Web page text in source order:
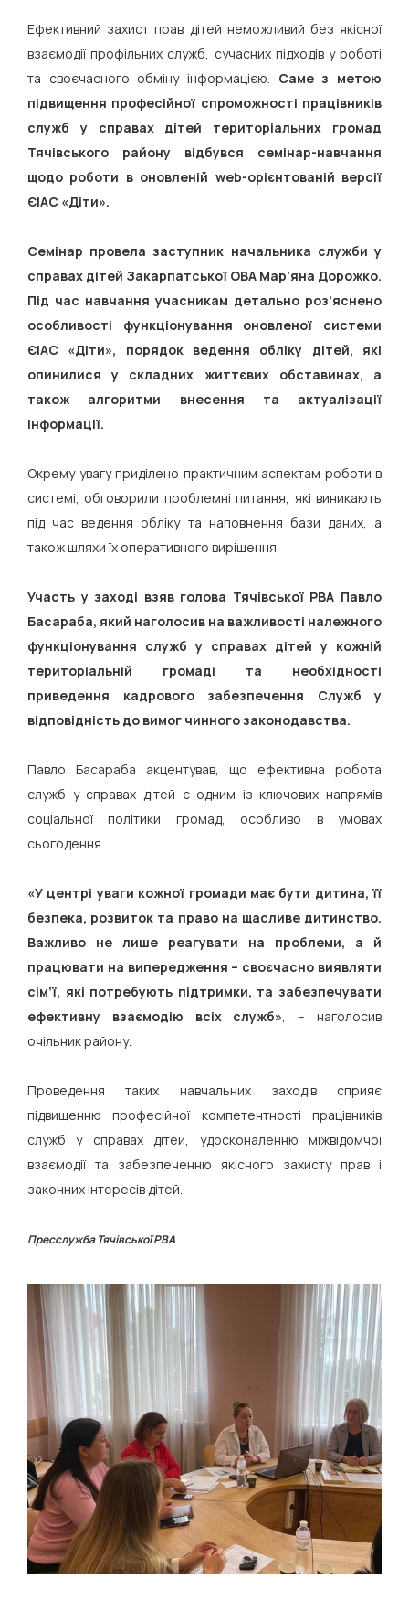
Ефективний захист прав дітей неможливий без якісної
взаємодії профільних служб, сучасних підходів у роботі
та своєчасного обміну інформацією. Саме з метою
підвищення професійної спроможності працівників
служб у справах дітей територіальних громад
Тячівського району відбувся семінар-навчання
щодо роботи в оновленій web-орієнтованій версії
ЄІАС «Діти».
Семінар провела заступник начальника служби у
справах дітей Закарпатської ОВА Мар’яна Дорожко.
Під час навчання учасникам детально роз’яснено
особливості функціонування оновленої системи
ЄІАС «Діти», порядок ведення обліку дітей, які
опинилися у складних життєвих обставинах, а
також алгоритми внесення та актуалізації
інформації.
Окрему увагу приділено практичним аспектам роботи в
системі, обговорили проблемні питання, які виникають
під час ведення обліку та наповнення бази даних, а
також шляхи їх оперативного вирішення.
Участь у заході взяв голова Тячівської РВА Павло
Басараба, який наголосив на важливості належного
функціонування служб у справах дітей у кожній
територіальній громаді та необхідності
приведення кадрового забезпечення Служб у
відповідність до вимог чинного законодавства.
Павло Басараба акцентував, що ефективна робота
служб у справах дітей є одним із ключових напрямів
соціальної політики громад, особливо в умовах
сьогодення.
«У центрі уваги кожної громади має бути дитина, її
безпека, розвиток та право на щасливе дитинство.
Важливо не лише реагувати на проблеми, а й
працювати на випередження – своєчасно виявляти
сім’ї, які потребують підтримки, та забезпечувати
ефективну взаємодію всіх служб», – наголосив
очільник району.
Проведення таких навчальних заходів сприяє
підвищенню професійної компетентності працівників
служб у справах дітей, удосконаленню міжвідомчої
взаємодії та забезпеченню якісного захисту прав і
законних інтересів дітей.
Пресслужба Тячівської РВА